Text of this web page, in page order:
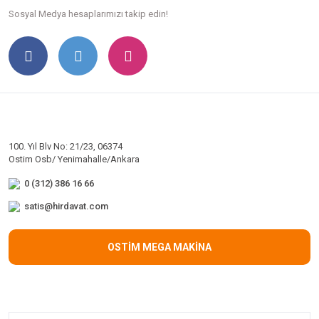
Sosyal Medya hesaplarımızı takip edin!
100. Yıl Blv No: 21/23, 06374
Ostim Osb/ Yenimahalle/Ankara
0 (312) 386 16 66
satis@hirdavat.com
OSTİM MEGA MAKİNA